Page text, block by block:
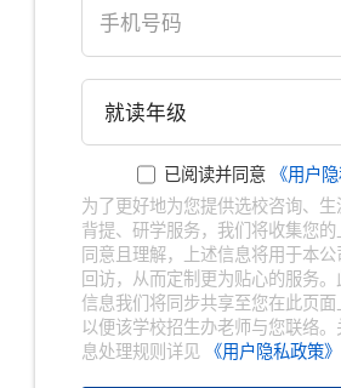
已阅读并同意
《用户
为了更好地为您提供选校咨询、生
背提、研学服务，我们将收集您
同意且理解，上述信息将用于本
回访，从而定制更为贴心的服务
信息我们将同步共享至您在此页面
以便该学校招生办老师与您联络
息处理规则详见
《用户隐私政策》